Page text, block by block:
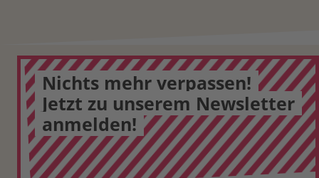
Nichts mehr verpassen!
Jetzt zu unserem Newsletter
anmelden!